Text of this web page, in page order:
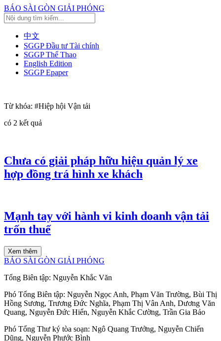
BÁO SÀI GÒN GIẢI PHÓNG
中文
SGGP Đầu tư Tài chính
SGGP Thể Thao
English Edition
SGGP Epaper
Từ khóa: #Hiệp hội Vận tải
có 2 kết quả
Chưa có giải pháp hữu hiệu quản lý xe
hợp đồng trá hình xe khách
Mạnh tay với hành vi kinh doanh vận tải
trốn thuế
Xem thêm
BÁO SÀI GÒN GIẢI PHÓNG
Tổng Biên tập: Nguyễn Khắc Văn
Phó Tổng Biên tập: Nguyễn Ngọc Anh, Phạm Văn Trường, Bùi Thị
Hồng Sương, Trương Đức Nghĩa, Phạm Thị Vân Anh, Dương Văn
Quang, Nguyễn Đức Hiển, Nguyễn Khắc Cường, Trần Gia Bảo
Phó Tổng Thư ký tòa soạn: Ngô Quang Trưởng, Nguyễn Chiến
Dũng, Nguyễn Phước Bình